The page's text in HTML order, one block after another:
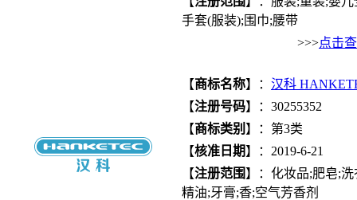
手套(服装);围巾;腰带
>>>点击
【商标名称】： 汉科
【注册号码】：30255352
【商标类别 】：第3类
【核准日期】：2019-6-21
【注册范围】：化妆品;肥皂;
精油;牙膏;香;空气芳香剂